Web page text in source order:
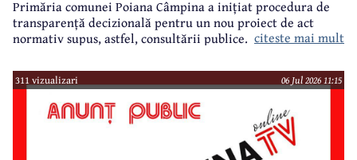
Primăria comunei Poiana Câmpina a inițiat procedura de
transparență decizională pentru un nou proiect de act
normativ supus, astfel, consultării publice. citeste mai mult
311 vizualizari 06 Jul 2026 11:15